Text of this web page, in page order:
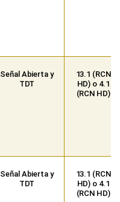
Señal Abierta y
TDT
13.1 (RCN
HD) o 4.1
(RCN HD)
Señal Abierta y
TDT
13.1 (RCN
HD) o 4.1
(RCN HD)